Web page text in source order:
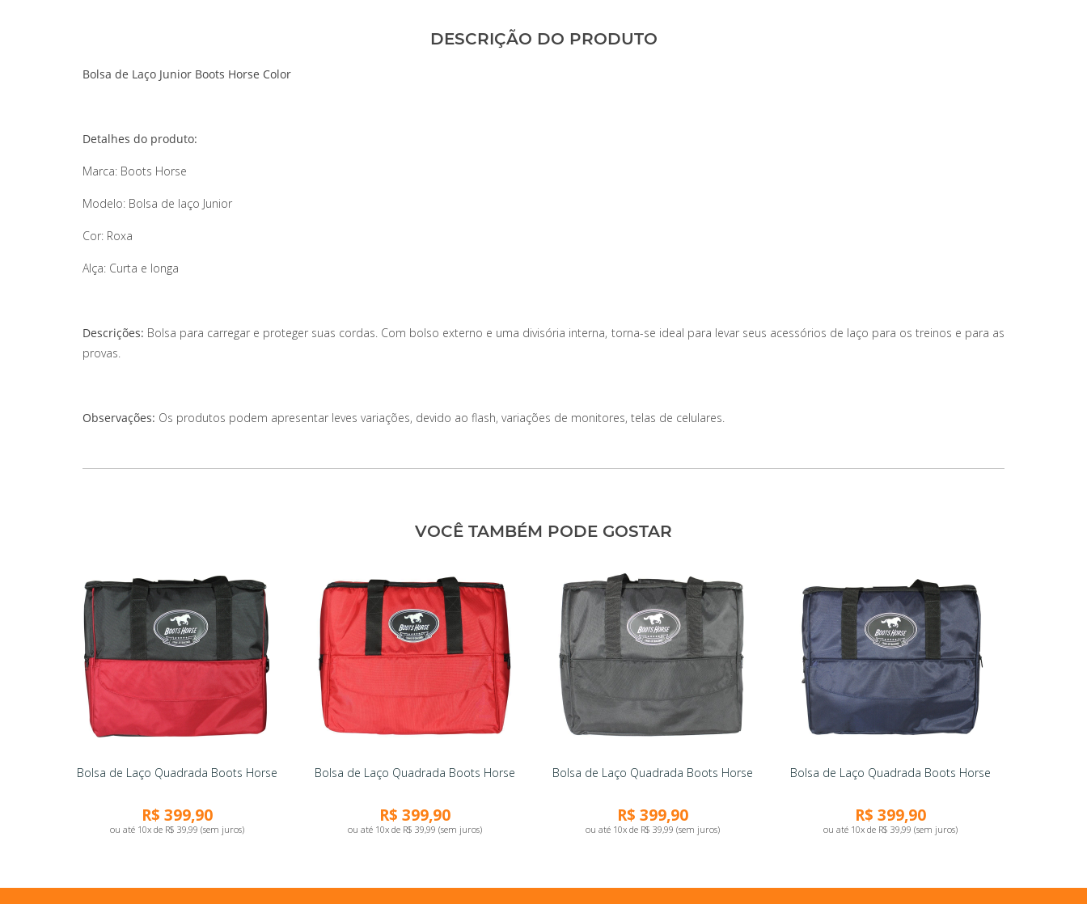
DESCRIÇÃO DO PRODUTO
Bolsa de Laço Junior Boots Horse Color
Detalhes do produto:
Marca: Boots Horse
Modelo: Bolsa de laço Junior
Cor: Roxa
Alça: Curta e longa
Descrições: Bolsa para carregar e proteger suas cordas. Com bolso externo e uma divisória interna, torna-se ideal para levar seus acessórios de laço para os treinos e para as
provas.
Observações: Os produtos podem apresentar leves variações, devido ao flash, variações de monitores, telas de celulares.
VOCÊ TAMBÉM PODE GOSTAR
Bolsa de Laço Quadrada Boots Horse
R$ 399,90
ou até 10x de R$ 39,99 (sem juros)
Bolsa de Laço Quadrada Boots Horse
R$ 399,90
ou até 10x de R$ 39,99 (sem juros)
Bolsa de Laço Quadrada Boots Horse
R$ 399,90
ou até 10x de R$ 39,99 (sem juros)
Bolsa de Laço Quadrada Boots Horse
R$ 399,90
ou até 10x de R$ 39,99 (sem juros)